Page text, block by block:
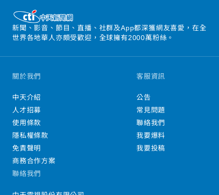
新聞、影音、節目、直播、社群及App都深獲網友喜愛，在全
世界各地華人亦頗受歡迎，全球擁有2000萬粉絲。
關於我們
中天介紹
人才招募
使用條款
隱私權條款
免責聲明
商務合作方案
客服資訊
公告
常見問題
聯絡我們
我要爆料
我要投稿
聯絡我們